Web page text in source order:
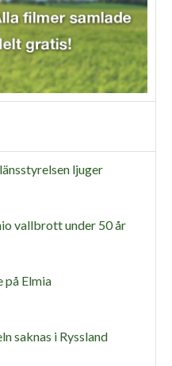
ljuger
vallbrott under 50 år
på Elmia
saknas i Ryssland